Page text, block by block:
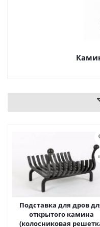
Подставка для дров
открытого камина
(колосниковая